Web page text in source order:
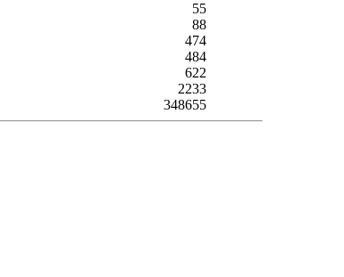
55
88
474
484
622
2233
348655